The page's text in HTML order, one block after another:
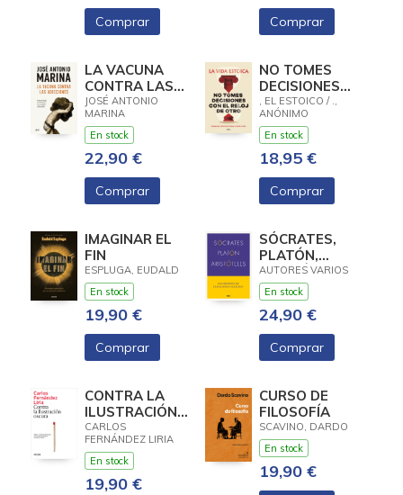
Comprar Comprar
LA VACUNA
CONTRA LAS
ADICCIONES
JOSÉ ANTONIO
MARINA
En stock
22,90 €
Comprar
NO TOMES
DECISIONES
CON EL RELOJ
DE OTRO
, EL ESTOICO / .,
ANÓNIMO
En stock
18,95 €
Comprar
IMAGINAR EL
FIN
ESPLUGA, EUDALD
En stock
19,90 €
Comprar
SÓCRATES,
PLATÓN,
ARISTÓTELES
AUTORES VARIOS
En stock
24,90 €
Comprar
CONTRA LA
ILUSTRACIÓN
OSCURA
CARLOS
FERNÁNDEZ LIRIA
En stock
19,90 €
CURSO DE
FILOSOFÍA
SCAVINO, DARDO
En stock
19,90 €